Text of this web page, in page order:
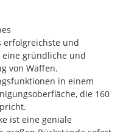
erfolgreichste und
eine gründliche und
von Waffen.
in einem
die 160
ist eine geniale